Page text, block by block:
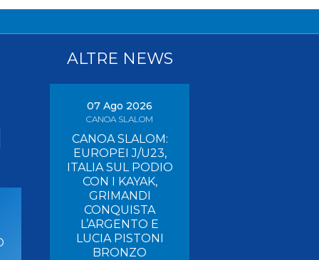
Formazione
Pagaia Azzurra
Nuova Canoa Ricerca
Canoa Kayak on-line
Convegni e Documenti
Albo Tecnici
ALTRE NEWS
07 Ago 2026
CANOA SLALOM
CANOA SLALOM:
EUROPEI J/U23,
ITALIA SUL PODIO
CON I KAYAK,
GRIMANDI
CONQUISTA
L’ARGENTO E
LUCIA PISTONI
BRONZO